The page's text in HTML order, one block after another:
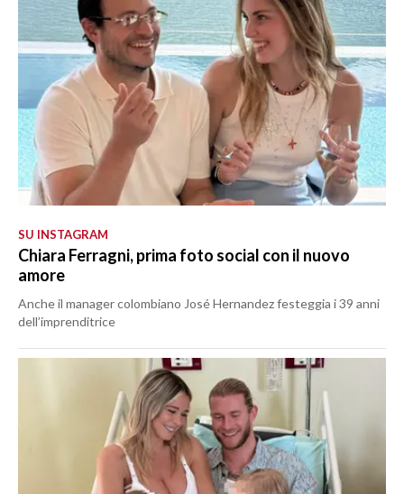
SU INSTAGRAM
Chiara Ferragni, prima foto social con il nuovo
amore
Anche il manager colombiano José Hernandez festeggia i 39 anni
dell’imprenditrice